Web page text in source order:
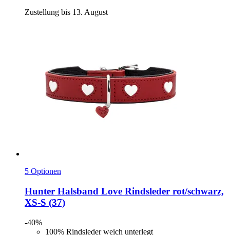
Zustellung bis 13. August
5 Optionen
Hunter Halsband Love Rindsleder rot/schwarz,
XS-​S (37)
-40%
100% Rindsleder weich unterlegt